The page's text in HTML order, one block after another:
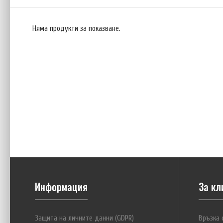
Няма продукти за показване.
Информация
Защита на личните данни (GDPR)
За
Връзка